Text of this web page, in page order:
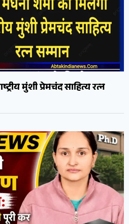
मुंशी प्रेमचंद साहित्य रत्न